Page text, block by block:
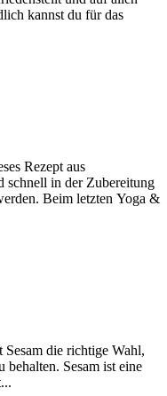
kannst du für das
Rezept aus
schnell in der Zubereitung
Beim letzten Yoga &
die richtige Wahl,
Sesam ist eine